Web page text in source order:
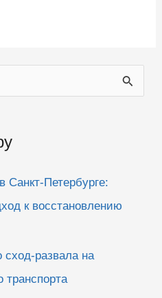
Санкт-Петербурге:
к восстановлению
сход-развала на
транспорта